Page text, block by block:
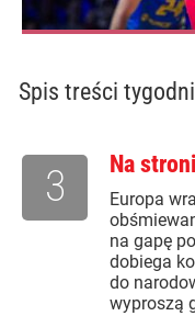
Spis treści
Na
Europa
na gapę
dobiega
do
wyproszą
3